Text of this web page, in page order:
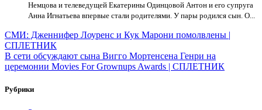
Немцова и телеведущей Екатерины Одинцовой Антон и его супруга
Анна Игнатьева впервые стали родителями. У пары родился сын. О...
Навигация
по
записям
СМИ: Дженнифер Лоуренс и Кук Марони помолвлены |
СПЛЕТНИК
В сети обсуждают сына Вигго Мортенсена Генри на
церемонии Movies For Grownups Awards | СПЛЕТНИК
Рубрики